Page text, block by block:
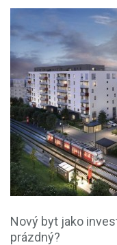
Nový byt jako
prázdný?